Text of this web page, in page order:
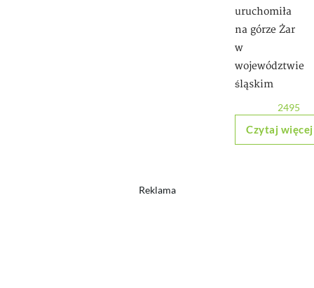
uruchomiła
na górze Żar
w
województwie
śląskim
2495
Czytaj więcej
Reklama